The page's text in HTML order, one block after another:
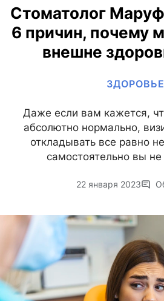
Стоматолог
6 причин, почему
внешне
ЗДОРОВЬЕ
Даже если вам кажется,
абсолютно нормально,
откладывать все равно
самостоятельно вы не
22 января 2023